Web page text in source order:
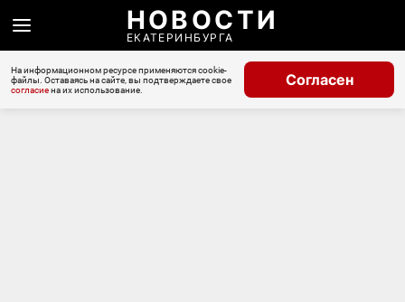
НОВОСТИ
ЕКАТЕРИНБУРГА
На информационном ресурсе применяются cookie-
файлы. Оставаясь на сайте, вы подтверждаете свое
согласиена их использование.
Согласен